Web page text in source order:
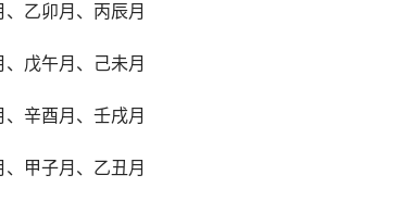
、乙卯月、丙辰月
、戊午月、己未月
、辛酉月、壬戌月
、甲子月、乙丑月